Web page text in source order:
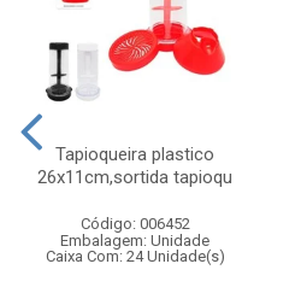
Tapioqueira plastico
26x11cm,sortida tapioqu
Código: 006452
Embalagem: Unidade
Caixa Com: 24 Unidade(s)